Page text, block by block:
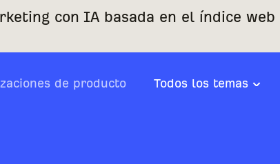
con IA basada en el índice
de producto Todos los temas